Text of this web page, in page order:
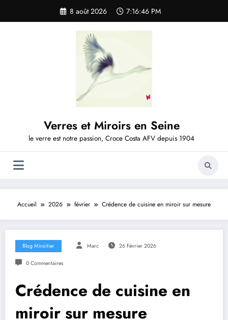
contenu
8 août 2026 7:16:47 PM
Verres et Miroirs en Seine
le verre est notre passion, Croce Costa AFV depuis 1904
Accueil 2026 février Crédence de cuisine en miroir sur mesure
Blog Miroitier Marc 26 Février 2026
0 Commentaires
Crédence de cuisine en
miroir sur mesure